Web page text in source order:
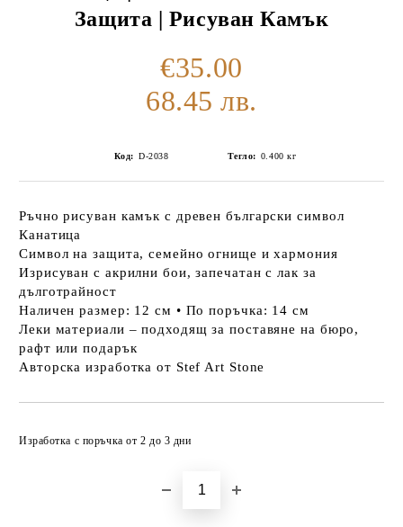
Защита | Рисуван Камък
€35.00
68.45 лв.
Код: D-2038 Тегло: 0.400 кг
Ръчно рисуван камък с древен български символ
Канатица
Символ на защита, семейно огнище и хармония
Изрисуван с акрилни бои, запечатан с лак за
дълготрайност
Наличен размер: 12 см • По поръчка: 14 см
Леки материали – подходящ за поставяне на бюро,
рафт или подарък
Авторска изработка от Stef Art Stone
Изработка с поръчка от 2 до 3 дни